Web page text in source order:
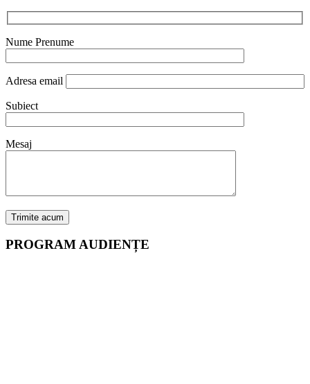
Nume Prenume
Adresa email
Subiect
Mesaj
PROGRAM AUDIENȚE